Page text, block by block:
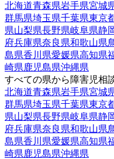
北海道青森県岩手県宮城
群馬県埼玉県千葉県東京
県山梨県長野県岐阜県静
府兵庫県奈良県和歌山県
島県香川県愛媛県高知県
崎県鹿児島県沖縄県
すべての県から障害児相
北海道青森県岩手県宮城
群馬県埼玉県千葉県東京
県山梨県長野県岐阜県静
府兵庫県奈良県和歌山県
島県香川県愛媛県高知県
崎県鹿児島県沖縄県